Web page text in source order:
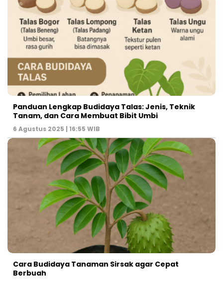
Panduan Lengkap Budidaya Talas: Jenis, Teknik
Tanam, dan Cara Membuat Bibit Umbi
6 Agustus 2025 | 16:55 WIB
Cara Budidaya Tanaman Sirsak agar Cepat
Berbuah